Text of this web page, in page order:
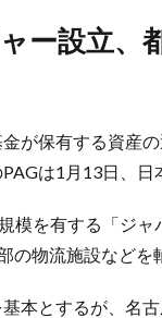
が保有する資産
は1月13日、
模を有する「ジ
の物流施設などを
本とするが、名